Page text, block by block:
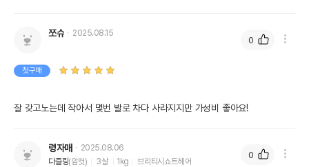
쪼슈 2025.08.15
첫구매
잘 갖고노는데 작아서 몇번 발로 차다 사라지지만 가성비 좋아요!
0
령자매
2025.08.06
다즐링(암컷) 3살 1kg 브리티시쇼트헤어
0